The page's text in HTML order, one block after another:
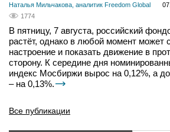
Наталья Мильчакова, аналитик Freedom Global
1774
В пятницу, 7 августа, российский
растёт, однако в любой момент может
настроение и показать движение в
сторону. К середине дня
индекс Мосбиржи вырос на 0,12%, а
– на 0,13%.
Все публикации